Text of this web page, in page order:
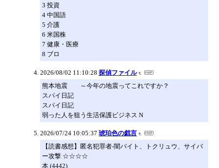
3 投資
4 中国語
5 介護
6 米国株
7 健康・医療
8 ブロ
2026/08/02 11:10:28 探偵ファイル
熊本地震 ～今年の地震ってこれですか？
スパイ日記
スパイ日記
弱った人を狙う生活保護ビジネス N
2026/07/24 10:05:37 琥珀色の戯言
【読書感想】匿名犯罪者-闇バイト、トクリュウ、サイバ
ー攻撃 ☆☆☆☆
本 (4442)